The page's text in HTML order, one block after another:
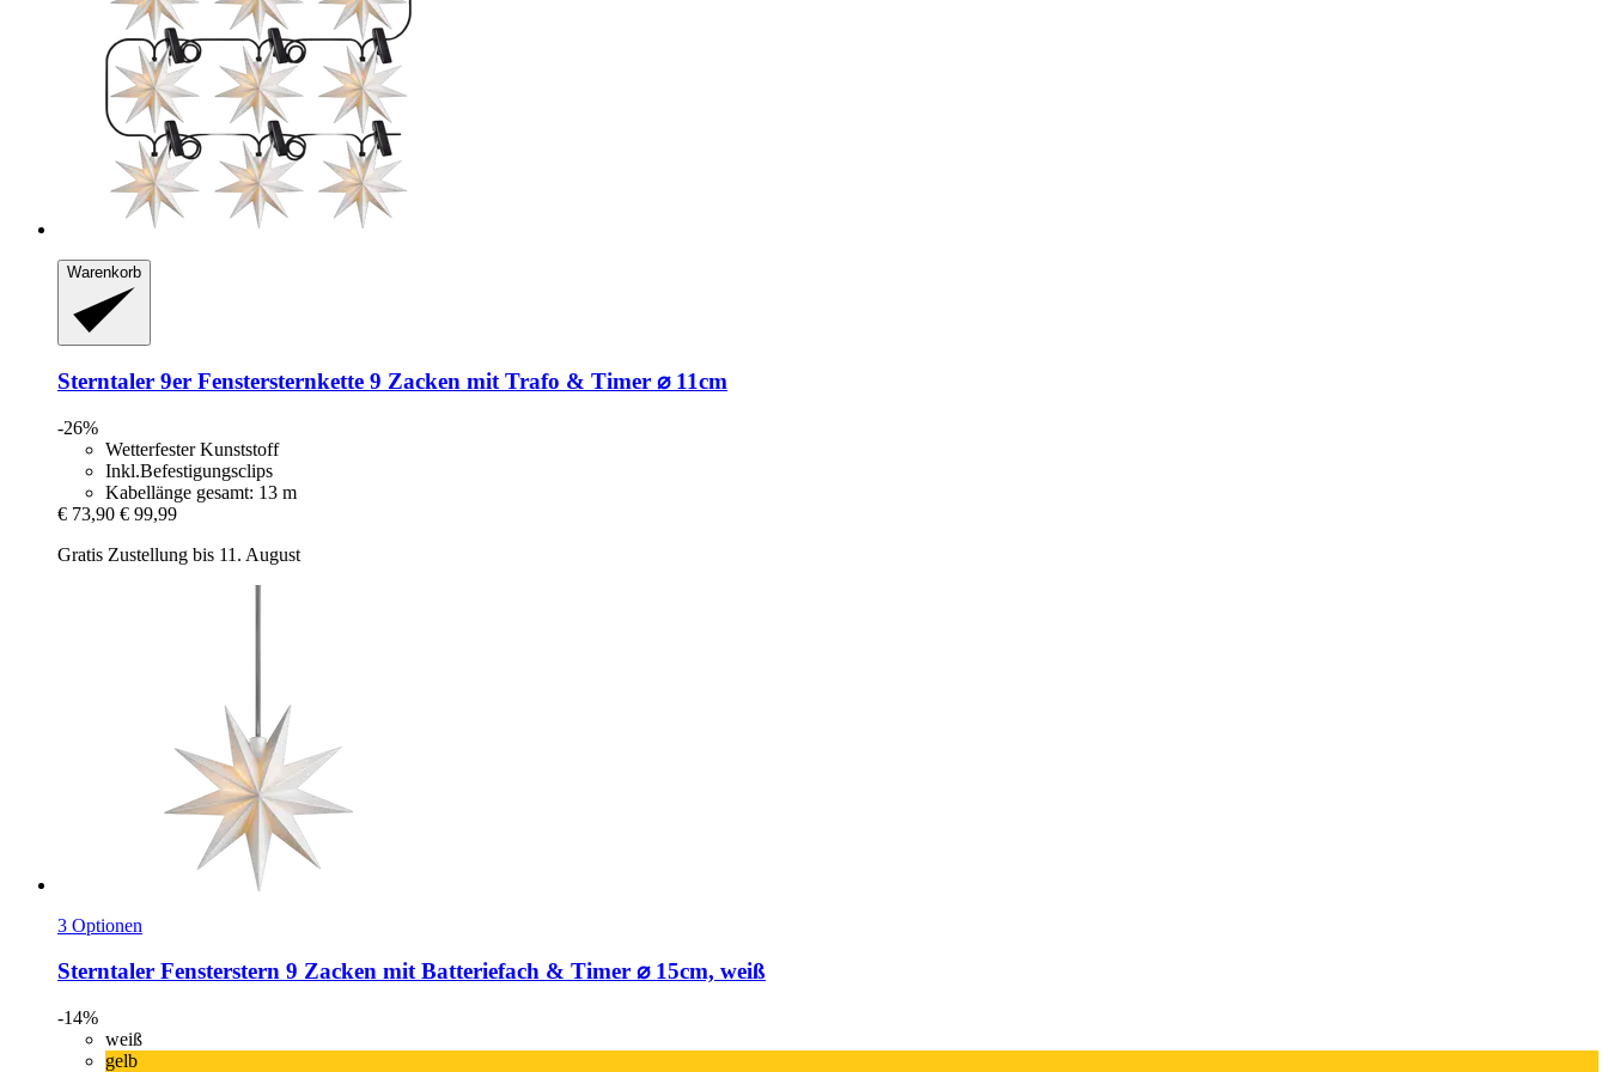
Warenkorb
Sterntaler 9er Fenstersternkette 9 Zacken mit Trafo & Timer ⌀ 11cm
-26%
Wetterfester Kunststoff
Inkl.Befestigungsclips
Kabellänge gesamt: 13 m
€ 73,90 € 99,99
Gratis Zustellung bis 11. August
3 Optionen
Sterntaler Fensterstern 9 Zacken mit Batteriefach & Timer ⌀ 15cm, weiß
-14%
weiß
gelb